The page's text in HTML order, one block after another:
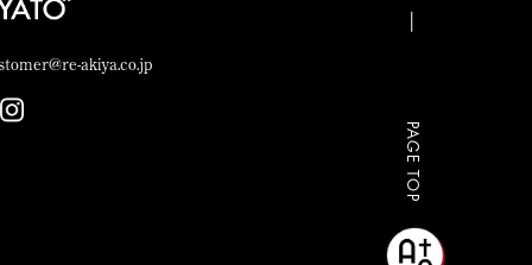
akiya.co.jp
PAGE TOP